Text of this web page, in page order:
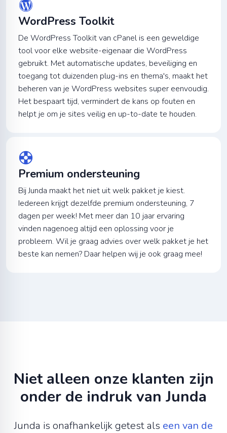
WordPress Toolkit
De WordPress Toolkit van cPanel is een geweldige
tool voor elke website-eigenaar die WordPress
gebruikt. Met automatische updates, beveiliging en
toegang tot duizenden plug-ins en thema's, maakt het
beheren van je WordPress websites super eenvoudig.
Het bespaart tijd, vermindert de kans op fouten en
helpt je om je sites veilig en up-to-date te houden.
Premium ondersteuning
Bij Junda maakt het niet uit welk pakket je kiest.
Iedereen krijgt dezelfde premium ondersteuning, 7
dagen per week! Met meer dan 10 jaar ervaring
vinden nagenoeg altijd een oplossing voor je
probleem. Wil je graag advies over welk pakket je het
beste kan nemen? Daar helpen wij je ook graag mee!
Niet alleen onze klanten zijn
onder de indruk van Junda
Junda is onafhankelijk getest als een van de